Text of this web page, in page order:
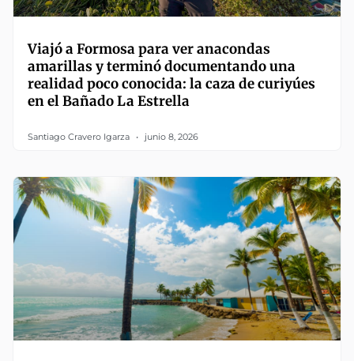
Viajó a Formosa para ver anacondas
amarillas y terminó documentando una
realidad poco conocida: la caza de curiyúes
en el Bañado La Estrella
Santiago Cravero Igarza junio 8, 2026